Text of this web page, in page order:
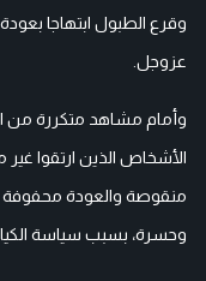
وقرع الطبول ابتهاجا
عزوجل.
وأمام مشاهد متكررة من
الأشخاص الذين ارتقوا
منقوصة والعودة
وحسرة، بسبب سياسة